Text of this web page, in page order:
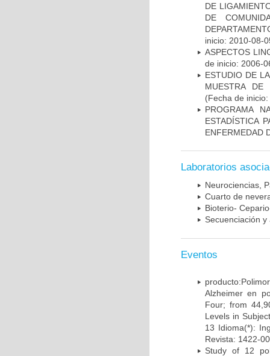
DE
DE
inicio: 2010-08-
ASPECTOS
de inicio: 2006-
ESTUDIO DE
MUESTRA DE
(Fecha de
PROGRAMA
ESTADÍSTICA
ENFERMEDAD
Laboratorios
Neurociencias,
Cuarto de
Bioterio-
Secuenciación
Eventos
Alzheimer en
Four; from
Levels in
13 Idioma(*):
Revista: 1422-
Study of 12